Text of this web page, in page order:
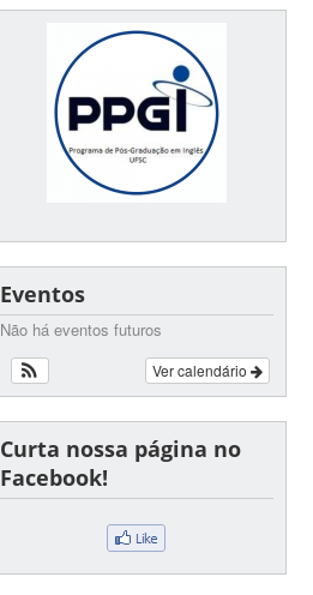
Eventos
Não há eventos futuros
Ver calendário
Curta nossa página no
Facebook!